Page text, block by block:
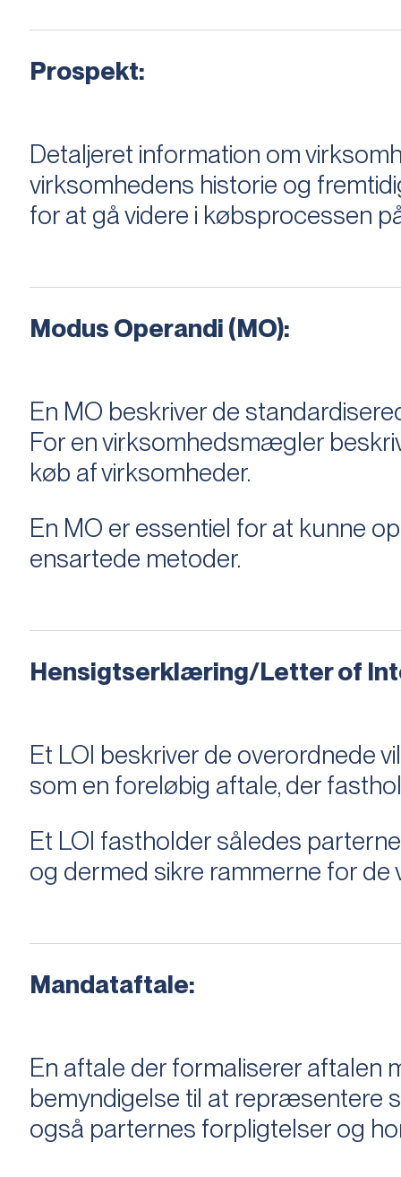
Prospekt:
Detaljeret information om
virksomhedens historie og
for at gå videre i købsprocessen
Modus Operandi (MO):
En MO beskriver de
For en virksomhedsmægler
køb af virksomheder.
En MO er essentiel for at kunne
ensartede metoder.
Hensigtserklæring/Letter of
Et LOI beskriver de overordnede
som en foreløbig aftale, der
Et LOI fastholder således
og dermed sikre rammerne for de
Mandataftale:
En aftale der formaliserer
bemyndigelse til at repræsentere
også parternes forpligtelser og